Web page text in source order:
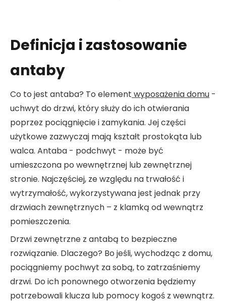
Definicja i zastosowanie
antaby
Co to jest antaba? To element wyposażenia domu -
uchwyt do drzwi, który służy do ich otwierania
poprzez pociągnięcie i zamykania. Jej części
użytkowe zazwyczaj mają kształt prostokąta lub
walca. Antaba - podchwyt - może być
umieszczona po wewnętrznej lub zewnętrznej
stronie. Najczęściej, ze względu na trwałość i
wytrzymałość, wykorzystywana jest jednak przy
drzwiach zewnętrznych – z klamką od wewnątrz
pomieszczenia.
Drzwi zewnętrzne z antabą to bezpieczne
rozwiązanie. Dlaczego? Bo jeśli, wychodząc z domu,
pociągniemy pochwyt za sobą, to zatrzaśniemy
drzwi. Do ich ponownego otworzenia będziemy
potrzebowali klucza lub pomocy kogoś z wewnątrz.